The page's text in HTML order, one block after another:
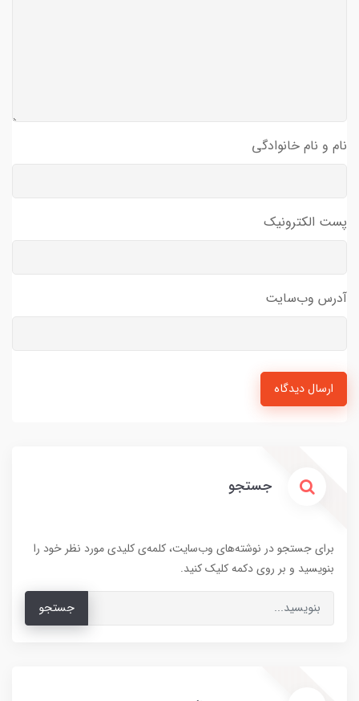
نام و نام خانوادگی
پست الکترونیک
آدرس وب‌سایت
ارسال دیدگاه
جستجو
برای جستجو در نوشته‌های وب‌سایت، کلمه‌ی کلیدی مورد نظر خود را
بنویسید و بر روی دکمه کلیک کنید.
جستجو